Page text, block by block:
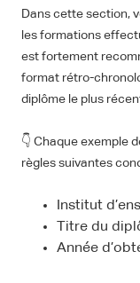
Dans cette section,
les formations
est fortement
format rétro-
diplôme le plus
👇 Chaque exemple
règles suivantes
Institut
Titre du
Année